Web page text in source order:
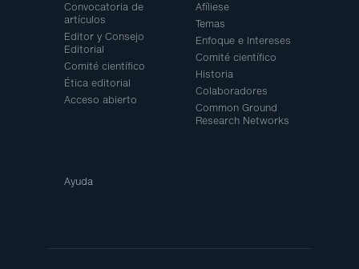
Convocatoria de
artículos
Editor y Consejo
Editorial
Comité científico
Ética editorial
Acceso abierto
Afíliese
Temas
Enfoque e Intereses
Comité científico
Historia
Colaboradores
Common Ground
Research Networks
Ayuda